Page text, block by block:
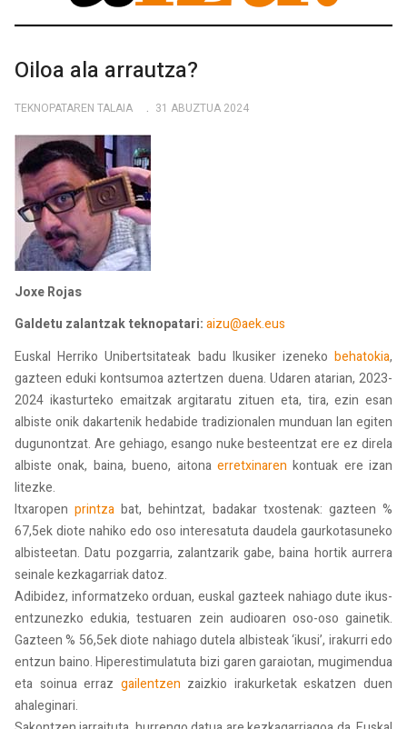
Oiloa ala arrautza?
TEKNOPATAREN TALAIA 31 ABUZTUA 2024
Joxe Rojas
Galdetu zalantzak teknopatari:aizu@aek.eus
Euskal Herriko Unibertsitateak badu Ikusiker izeneko behatokia,
gazteen eduki kontsumoa aztertzen duena. Udaren atarian, 2023-
2024 ikasturteko emaitzak argitaratu zituen eta, tira, ezin esan
albiste onik dakartenik hedabide tradizionalen munduan lan egiten
dugunontzat. Are gehiago, esango nuke besteentzat ere ez direla
albiste onak, baina, bueno, aitona erretxinaren kontuak ere izan
litezke.
Itxaropenprintza bat, behintzat, badakar txostenak: gazteen %
67,5ek diote nahiko edo oso interesatuta daudela gaurkotasuneko
albisteetan. Datu pozgarria, zalantzarik gabe, baina hortik aurrera
seinale kezkagarriak datoz.
Adibidez, informatzeko orduan, euskal gazteek nahiago dute ikus-
entzunezko edukia, testuaren zein audioaren oso-oso gainetik.
Gazteen % 56,5ek diote nahiago dutela albisteak ‘ikusi’, irakurri edo
entzun baino. Hiperestimulatuta bizi garen garaiotan, mugimendua
eta soinua erraz gailentzen zaizkio irakurketak eskatzen duen
ahaleginari.